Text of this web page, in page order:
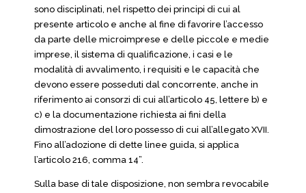
sono disciplinati, nel rispetto dei principi di cui al
presente articolo e anche al fine di favorire l’accesso
da parte delle microimprese e delle piccole e medie
imprese, il sistema di qualificazione, i casi e le
modalità di avvalimento, i requisiti e le capacità che
devono essere posseduti dal concorrente, anche in
riferimento ai consorzi di cui all’articolo 45, lettere b) e
c) e la documentazione richiesta ai fini della
dimostrazione del loro possesso di cui all’allegato XVII.
Fino all’adozione di dette linee guida, si applica
l’articolo 216, comma 14”.
Sulla base di tale disposizione, non sembra revocabile